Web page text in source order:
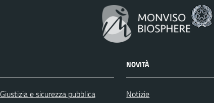
Giustizia e sicurezza pubblica
NOVITÀ
Notizie